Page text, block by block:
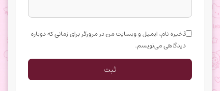
ذخیره نام، ایمیل و وبسایت من در مرورگر برای زمانی که دوباره
دیدگاهی می‌نویسم.